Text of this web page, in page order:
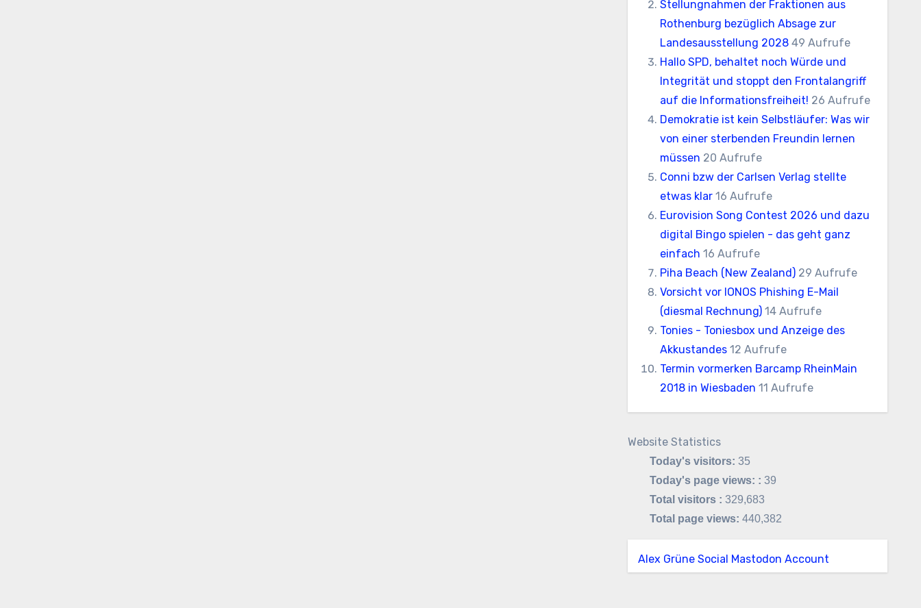
Stellungnahmen der Fraktionen aus
Rothenburg bezüglich Absage zur
Landesausstellung 2028 49 Aufrufe
Hallo SPD, behaltet noch Würde und
Integrität und stoppt den Frontalangriff
auf die Informationsfreiheit! 26 Aufrufe
Demokratie ist kein Selbstläufer: Was wir
von einer sterbenden Freundin lernen
müssen 20 Aufrufe
Conni bzw der Carlsen Verlag stellte
etwas klar 16 Aufrufe
Eurovision Song Contest 2026 und dazu
digital Bingo spielen - das geht ganz
einfach 16 Aufrufe
Piha Beach (New Zealand) 29 Aufrufe
Vorsicht vor IONOS Phishing E-Mail
(diesmal Rechnung) 14 Aufrufe
Tonies - Toniesbox und Anzeige des
Akkustandes 12 Aufrufe
Termin vormerken Barcamp RheinMain
2018 in Wiesbaden 11 Aufrufe
Website Statistics
Today's visitors: 35
Today's page views: : 39
Total visitors : 329,683
Total page views: 440,382
Alex Grüne Social Mastodon Account